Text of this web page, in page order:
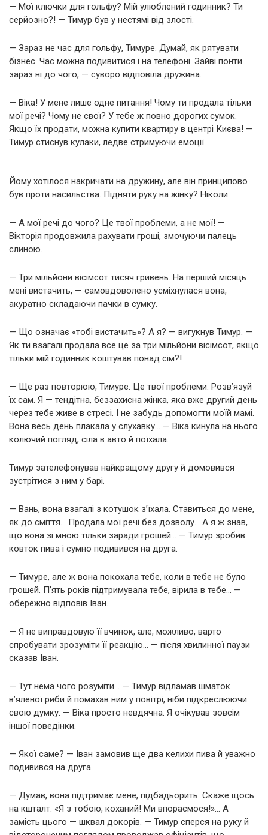
— Мої ключки для гольфу? Мій улюблений годинник? Ти
серйозно?! — Тимур був у нестямі від злості.
— Зараз не час для гольфу, Тимуре. Думай, як рятувати
бізнес. Час можна подивитися і на телефоні. Зайві понти
зараз ні до чого, — суворо відповіла дружина.
— Віка! У мене лише одне питання! Чому ти продала тільки
мої речі? Чому не свої? У тебе ж повно дорогих сумок.
Якщо їх продати, можна купити квартиру в центрі Києва! —
Тимур стиснув кулаки, ледве стримуючи емоції.
Йому хотілося накричати на дружину, але він принципово
був проти насильства. Підняти руку на жінку? Ніколи.
— А мої речі до чого? Це твої проблеми, а не мої! —
Вікторія продовжила рахувати гроші, змочуючи палець
слиною.
— Три мільйони вісімсот тисяч гривень. На перший місяць
мені вистачить, — самовдоволено усміхнулася вона,
акуратно складаючи пачки в сумку.
— Що означає «тобі вистачить»? А я? — вигукнув Тимур. —
Як ти взагалі продала все це за три мільйони вісімсот, якщо
тільки мій годинник коштував понад сім?!
— Ще раз повторюю, Тимуре. Це твої проблеми. Розв’язуй
їх сам. Я — тендітна, беззахисна жінка, яка вже другий день
через тебе живе в стресі. І не забудь допомогти моїй мамі.
Вона весь день плакала у слухавку… — Віка кинула на нього
колючий погляд, сіла в авто й поїхала.
Тимур зателефонував найкращому другу й домовився
зустрітися з ним у барі.
— Вань, вона взагалі з котушок з’їхала. Ставиться до мене,
як до сміття… Продала мої речі без дозволу… А я ж знав,
що вона зі мною тільки заради грошей… — Тимур зробив
ковток пива і сумно подивився на друга.
— Тимуре, але ж вона покохала тебе, коли в тебе не було
грошей. П’ять років підтримувала тебе, вірила в тебе… —
обережно відповів Іван.
— Я не виправдовую її вчинок, але, можливо, варто
спробувати зрозуміти її реакцію… — після хвилинної паузи
сказав Іван.
— Тут нема чого розуміти… — Тимур відламав шматок
в’яленої риби й помахав ним у повітрі, ніби підкреслюючи
свою думку. — Віка просто невдячна. Я очікував зовсім
іншої поведінки.
— Якої саме? — Іван замовив ще два келихи пива й уважно
подивився на друга.
— Думав, вона підтримає мене, підбадьорить. Скаже щось
на кшталт: «Я з тобою, коханий! Ми впораємося!»… А
замість цього — шквал докорів. — Тимур сперся на руку й